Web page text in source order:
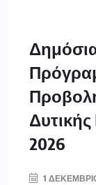
2026
1